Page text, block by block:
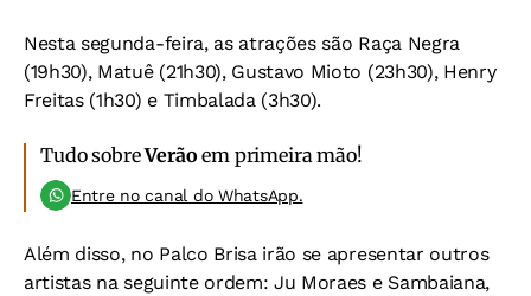
Nesta segunda-feira, as atrações são Raça Negra
(19h30), Matuê (21h30), Gustavo Mioto (23h30), Henry
Freitas (1h30) e Timbalada (3h30).
Tudo sobreVerão em primeira mão!
Entre no canal do WhatsApp.
Além disso, no Palco Brisa irão se apresentar outros
artistas na seguinte ordem: Ju Moraes e Sambaiana,